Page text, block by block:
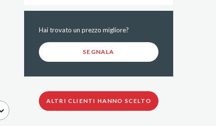
Hai trovato un prezzo migliore?
SEGNALA
ALTRI CLIENTI HANNO SCELTO